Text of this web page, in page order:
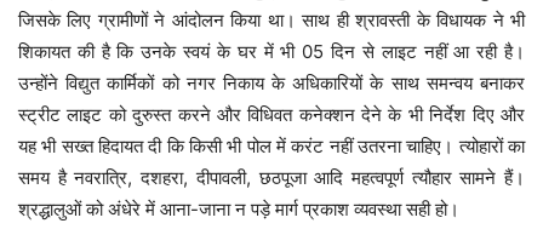
जिसके लिए ग्रामीणों ने आंदोलन किया था। साथ ही श्रावस्ती के विधायक ने भी
शिकायत की है कि उनके स्वयं के घर में भी 05 दिन से लाइट नहीं आ रही है।
उन्होंने विद्युत कार्मिकों को नगर निकाय के अधिकारियों के साथ समन्वय बनाकर
स्ट्रीट लाइट को दुरुस्त करने और विधिवत कनेक्शन देने के भी निर्देश दिए और
यह भी सख्त हिदायत दी कि किसी भी पोल में करंट नहीं उतरना चाहिए। त्योहारों का
समय है नवरात्रि, दशहरा, दीपावली, छठपूजा आदि महत्वपूर्ण त्यौहार सामने हैं।
श्रद्धालुओं को अंधेरे में आना-जाना न पड़े मार्ग प्रकाश व्यवस्था सही हो।